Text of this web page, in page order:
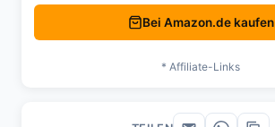
Bei Amazon.de kaufen
* Affiliate-Links